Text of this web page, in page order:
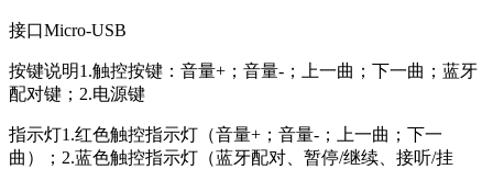
接口Micro-USB
按键说明1.触控按键：音量+；音量-；上一曲；下一曲；蓝牙
配对键；2.电源键
指示灯1.红色触控指示灯（音量+；音量-；上一曲；下一
曲）；2.蓝色触控指示灯（蓝牙配对、暂停/继续、接听/挂